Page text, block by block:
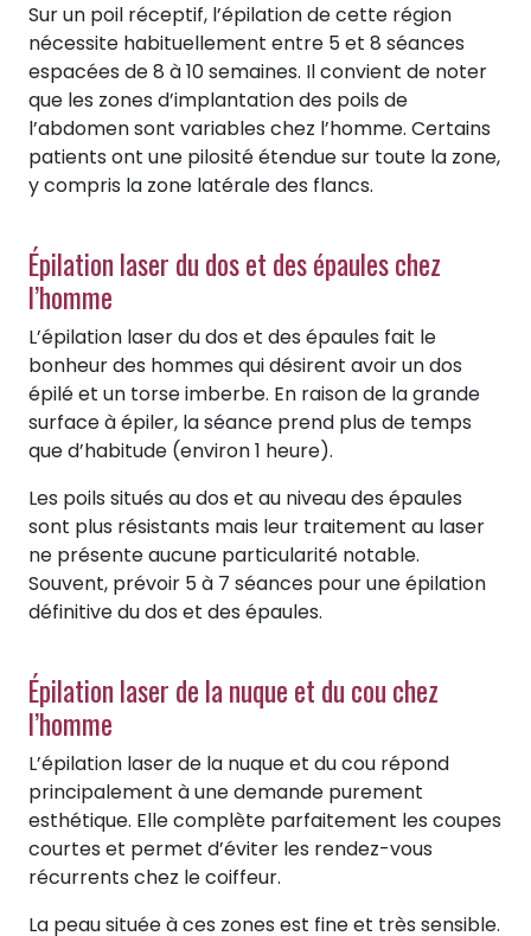
Sur un poil réceptif, l’épilation de cette région
nécessite habituellement entre 5 et 8 séances
espacées de 8 à 10 semaines. Il convient de noter
que les zones d’implantation des poils de
l’abdomen sont variables chez l’homme. Certains
patients ont une pilosité étendue sur toute la zone,
y compris la zone latérale des flancs.
Épilation laser du dos et des épaules chez
l’homme
L’épilation laser du dos et des épaules fait le
bonheur des hommes qui désirent avoir un dos
épilé et un torse imberbe. En raison de la grande
surface à épiler, la séance prend plus de temps
que d’habitude (environ 1 heure).
Les poils situés au dos et au niveau des épaules
sont plus résistants mais leur traitement au laser
ne présente aucune particularité notable.
Souvent, prévoir 5 à 7 séances pour une épilation
définitive du dos et des épaules.
Épilation laser de la nuque et du cou chez
l’homme
L’épilation laser de la nuque et du cou répond
principalement à une demande purement
esthétique. Elle complète parfaitement les coupes
courtes et permet d’éviter les rendez-vous
récurrents chez le coiffeur.
La peau située à ces zones est fine et très sensible.